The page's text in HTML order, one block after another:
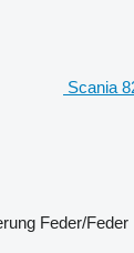
Scania
Feder/Feder